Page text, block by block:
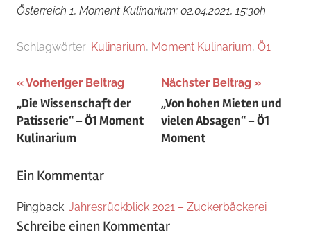
Österreich 1, Moment Kulinarium: 02.04.2021, 15:30h.
Schlagwörter: Kulinarium, Moment Kulinarium, Ö1
Beitragsnavigation
Vorheriger Beitrag
„Die Wissenschaft der
Patisserie“ – Ö1 Moment
Kulinarium
Nächster Beitrag
„Von hohen Mieten und
vielen Absagen“ – Ö1
Moment
Ein Kommentar
Pingback: Jahresrückblick 2021 – Zuckerbäckerei
Schreibe einen Kommentar